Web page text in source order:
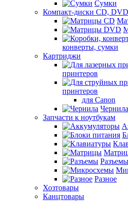
Сумки
Компакт-диски CD, DVD
конверты, сумки
Картриджи
принтеров
принтеров
для Canon
Чернила
Запчасти к ноутбукам
Разъемы
Разное
Хозтовары
Канцтовары